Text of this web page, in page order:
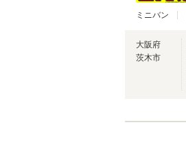
ミニバン
大阪府
茨木市